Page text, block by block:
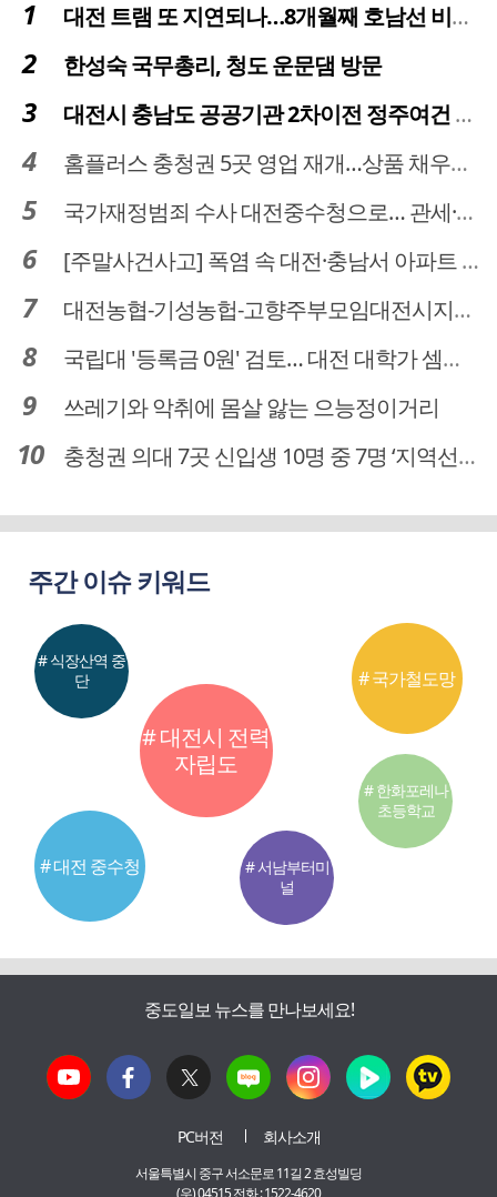
대전 트램 또 지연되나…8개월째 호남선 비개착공사 시공사 선정 난항
한성숙 국무총리, 청도 운문댐 방문
대전시 충남도 공공기관 2차이전 정주여건 확보 시급
홈플러스 충청권 5곳 영업 재개…상품 채우기 ‘속도전’
국가재정범죄 수사 대전중수청으로… 관세·국세 수사 전문인력 주목
[주말사건사고] 폭염 속 대전·충남서 아파트 화재·정전 잇따라…주민 대피·불편
대전농협-기성농헙-고향주부모임대전시지회, 이심점심 중식지원 봉사활동
국립대 '등록금 0원' 검토… 대전 대학가 셈법 복잡
쓰레기와 악취에 몸살 앓는 으능정이거리
충청권 의대 7곳 신입생 10명 중 7명 ‘지역선발’… 대전도 69.7%
주간 이슈 키워드
# 대전시 전력
자립도
# 대전 중수청
# 국가철도망
# 식장산역 중
단
# 서남부터미
널
# 한화포레나
초등학교
중도일보 뉴스를 만나보세요!
PC버전 회사소개
서울특별시 중구 서소문로 11길 2 효성빌딩